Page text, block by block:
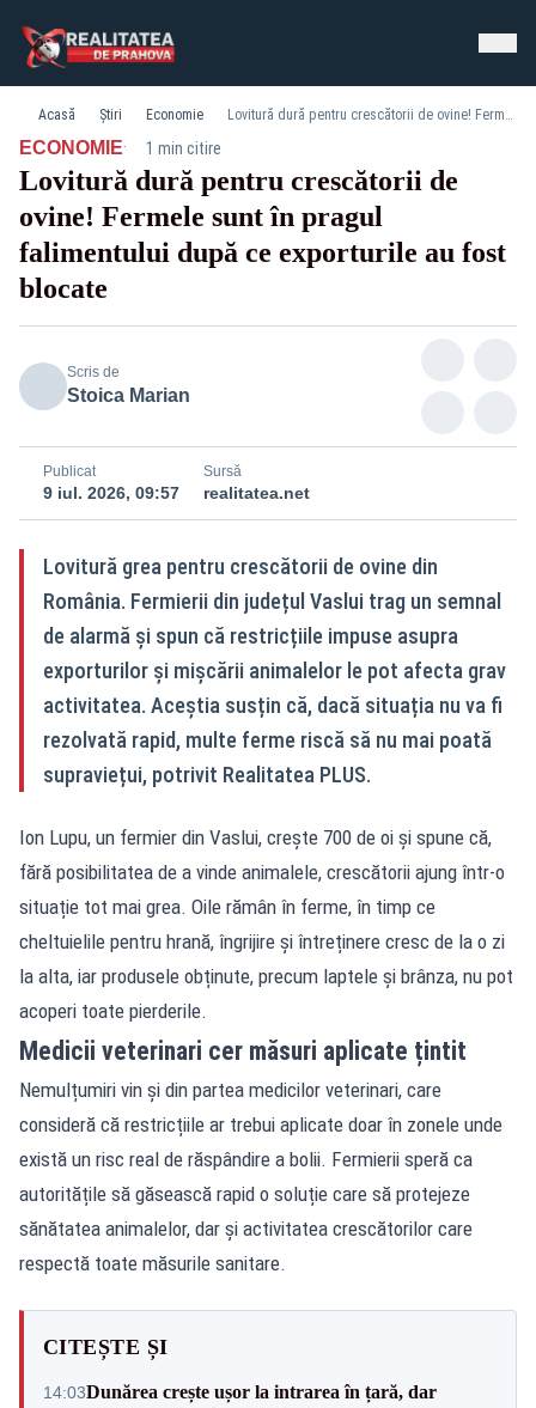
Acasă Știri Economie Lovitură dură pentru crescătorii de ovine! Fermele sunt în pragul falimentului după ce exporturile au fost blocate
ECONOMIE· 1 min citire
Lovitură dură pentru crescătorii de
ovine! Fermele sunt în pragul
falimentului după ce exporturile au fost
blocate
Scris de
Stoica Marian
Publicat
9 iul. 2026, 09:57
Sursă
realitatea.net
Lovitură grea pentru crescătorii de ovine din
România. Fermierii din județul Vaslui trag un semnal
de alarmă și spun că restricțiile impuse asupra
exporturilor și mișcării animalelor le pot afecta grav
activitatea. Aceștia susțin că, dacă situația nu va fi
rezolvată rapid, multe ferme riscă să nu mai poată
supraviețui, potrivit Realitatea PLUS.
Ion Lupu, un fermier din Vaslui, crește 700 de oi și spune că,
fără posibilitatea de a vinde animalele, crescătorii ajung într-o
situație tot mai grea. Oile rămân în ferme, în timp ce
cheltuielile pentru hrană, îngrijire și întreținere cresc de la o zi
la alta, iar produsele obținute, precum laptele și brânza, nu pot
acoperi toate pierderile.
Medicii veterinari cer măsuri aplicate țintit
Nemulțumiri vin și din partea medicilor veterinari, care
consideră că restricțiile ar trebui aplicate doar în zonele unde
există un risc real de răspândire a bolii. Fermierii speră ca
autoritățile să găsească rapid o soluție care să protejeze
sănătatea animalelor, dar și activitatea crescătorilor care
respectă toate măsurile sanitare.
CITEȘTE ȘI
14:03Dunărea crește ușor la intrarea în țară, dar